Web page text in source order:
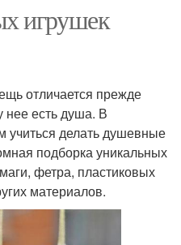
игрушек
отличается прежде
нее есть душа. В
учиться делать душевные
подборка уникальных
фетра, пластиковых
материалов.